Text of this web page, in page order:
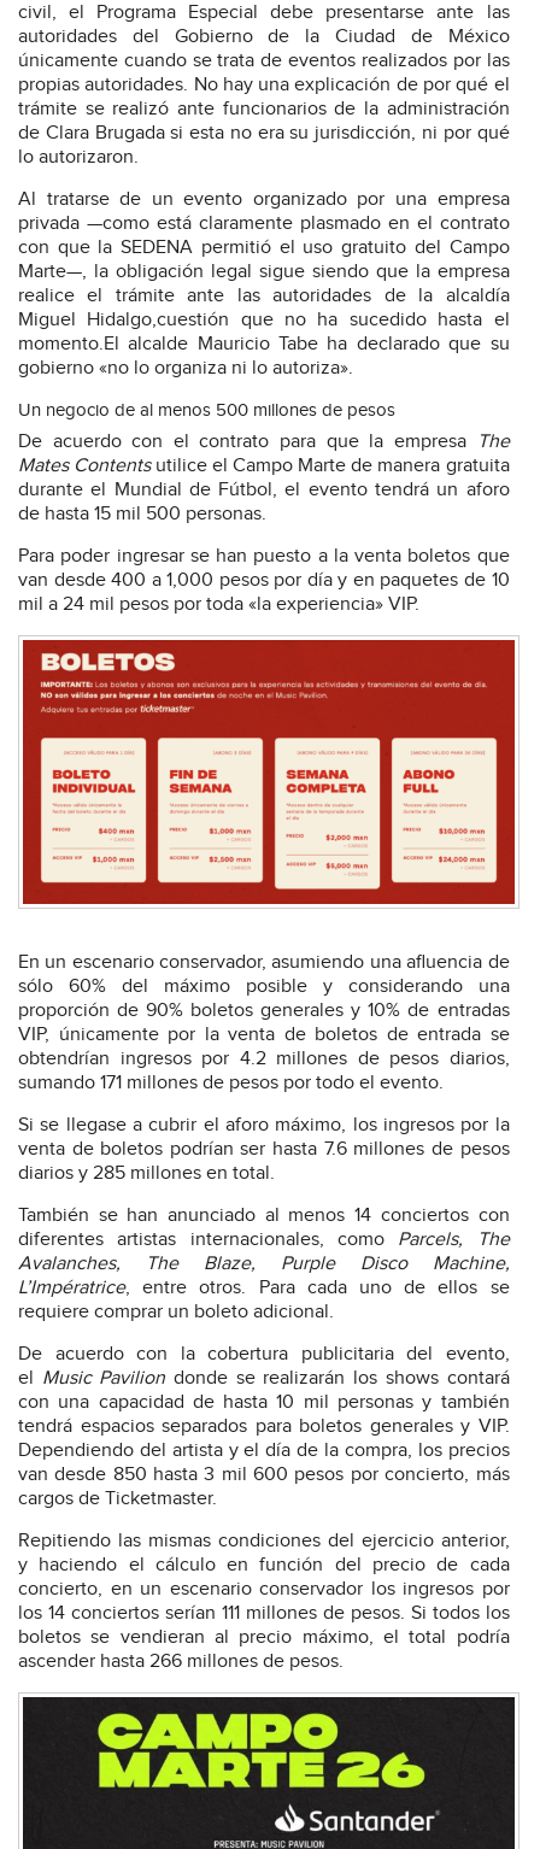
civil, el Programa Especial debe presentarse ante las
autoridades del Gobierno de la Ciudad de México
únicamente cuando se trata de eventos realizados por las
propias autoridades. No hay una explicación de por qué el
trámite se realizó ante funcionarios de la administración
de Clara Brugada si esta no era su jurisdicción, ni por qué
lo autorizaron.
Al tratarse de un evento organizado por una empresa
privada —como está claramente plasmado en el contrato
con que la SEDENA permitió el uso gratuito del Campo
Marte—, la obligación legal sigue siendo que la empresa
realice el trámite ante las autoridades de la alcaldía
Miguel Hidalgo,cuestión que no ha sucedido hasta el
momento.El alcalde Mauricio Tabe ha declarado que su
gobierno «no lo organiza ni lo autoriza».
Un negocio de al menos 500 millones de pesos
De acuerdo con el contrato para que la empresa
The
Mates Contentsutilice el Campo Marte de manera gratuita
durante el Mundial de Fútbol, el evento tendrá un aforo
de hasta 15 mil 500 personas.
Para poder ingresar se han puesto a la venta boletos que
van desde 400 a 1,000 pesos por día y en paquetes de 10
mil a 24 mil pesos por toda «la experiencia» VIP.
En un escenario conservador, asumiendo una afluencia de
sólo 60% del máximo posible y considerando una
proporción de 90% boletos generales y 10% de entradas
VIP, únicamente por la venta de boletos de entrada se
obtendrían ingresos por 4.2 millones de pesos diarios,
sumando 171 millones de pesos por todo el evento.
Si se llegase a cubrir el aforo máximo, los ingresos por la
venta de boletos podrían ser hasta 7.6 millones de pesos
diarios y 285 millones en total.
También se han anunciado al menos 14 conciertos con
diferentes artistas internacionales, como Parcels, The
Avalanches, The Blaze, Purple Disco Machine,
L’Impératrice, entre otros. Para cada uno de ellos se
requiere comprar un boleto adicional.
De acuerdo con la cobertura publicitaria del evento,
el Music Pavilion donde se realizarán los shows contará
con una capacidad de hasta 10 mil personas y también
tendrá espacios separados para boletos generales y VIP.
Dependiendo del artista y el día de la compra, los precios
van desde 850 hasta 3 mil 600 pesos por concierto, más
cargos de Ticketmaster.
Repitiendo las mismas condiciones del ejercicio anterior,
y haciendo el cálculo en función del precio de cada
concierto, en un escenario conservador los ingresos por
los 14 conciertos serían 111 millones de pesos. Si todos los
boletos se vendieran al precio máximo, el total podría
ascender hasta 266 millones de pesos.